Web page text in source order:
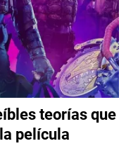
teorías que
película